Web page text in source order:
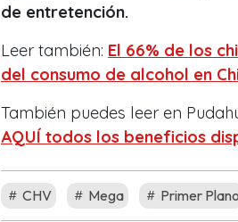
de entretención.
Leer también: El 66% de los
del consumo de alcohol en
También puedes leer en
AQUÍ todos los beneficios
CHV Mega Primer Plano